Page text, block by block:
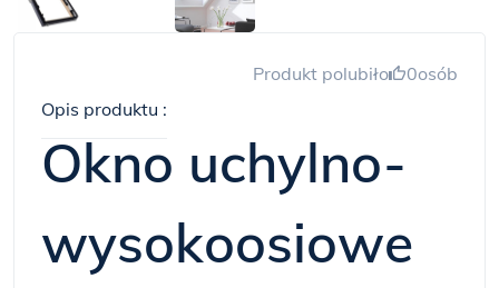
Produkt polubiło 0osób
Opis produktu :
Okno uchylno-
wysokoosiowe